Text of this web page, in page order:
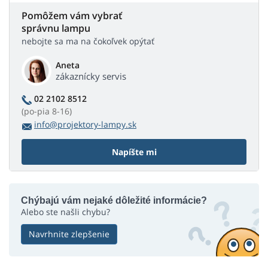
Pomôžem vám vybrať
správnu lampu
nebojte sa ma na čokoľvek opýtať
Aneta
zákaznícky servis
02 2102 8512
(po-pia 8-16)
info@projektory-lampy.sk
Napíšte mi
Chýbajú vám nejaké dôležité informácie?
Alebo ste našli chybu?
Navrhnite zlepšenie